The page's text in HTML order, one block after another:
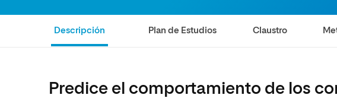
Ciencias Políticas y
Internacionales
Ciencias de la Salud
Ciencias Sociales
Artes
Diseño
Ciencias de la Salud
Humanidades
Oficina de Movilidad
Internacional
Escuela de Humanidades
Normas de Organización y
Descripción Plan de Estudios Claustro
Predice el comportamiento de los